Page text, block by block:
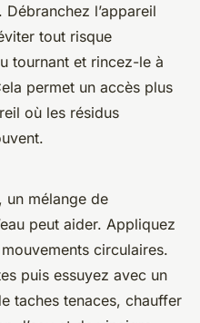
l’appareil
tout risque
tournant et rincez-le à
permet un accès plus
où les résidus
, un mélange de
peut aider. Appliquez
circulaires.
puis essuyez avec un
taches tenaces, chauffer